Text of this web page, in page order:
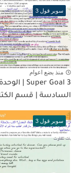
سوبر قول 3
منذ بضع اعوام
Super Goal 3 | الوحدة
السادسة | قسم
سوبر قول 3